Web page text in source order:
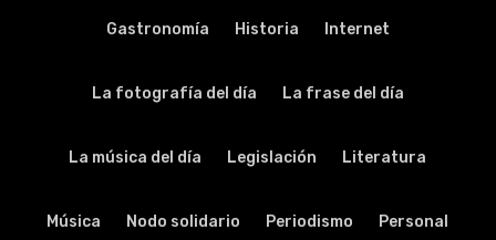
Gastronomía Historia Internet
La fotografía del día La frase del día
La música del día Legislación Literatura
Música Nodo solidario Periodismo Personal